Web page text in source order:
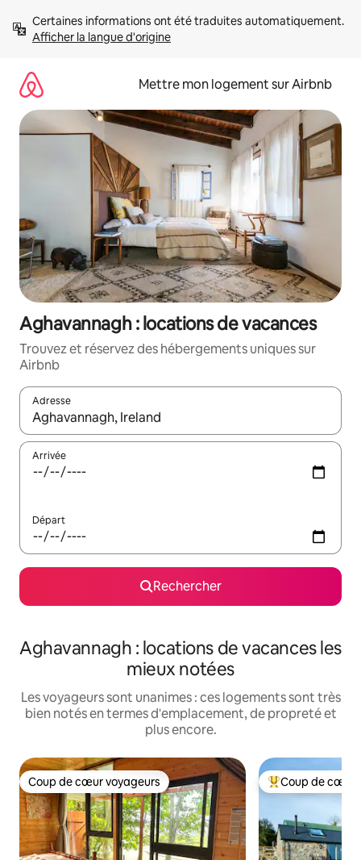
directement
Afficher la langue d'origine
Mettre mon logement sur Airbnb
Aghavannagh : locations de vacances
Trouvez et réservez des hébergements uniques sur
Airbnb
Adresse
Lorsque les résultats s'affichent, utilisez les flèches vers le
Arrivée
Départ
Rechercher
Aghavannagh : locations de vacances les
mieux notées
Les voyageurs sont unanimes : ces logements sont très
bien notés en termes d'emplacement, de propreté et
plus encore.
Coup de cœur voyageurs
Coup de cœur voyageurs Coups de cœur
Coup de cœur